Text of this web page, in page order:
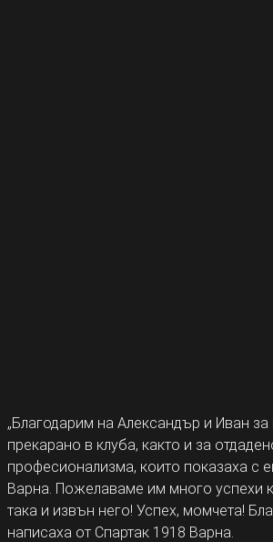
„Благодарим на Александър и Иван за
прекарано в клуба, както и за
професионализма, които показаха с
Варна. Пожелаваме им много успехи
така и извън него! Успех, момчета!
написаха от Спартак 1918 Варна.